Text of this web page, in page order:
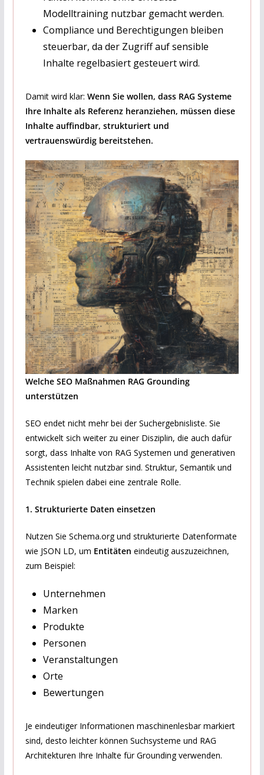
Modelltraining nutzbar gemacht werden.
Compliance und Berechtigungen bleiben
steuerbar, da der Zugriff auf sensible
Inhalte regelbasiert gesteuert wird.
Damit wird klar: Wenn Sie wollen, dass RAG Systeme
Ihre Inhalte als Referenz heranziehen, müssen diese
Inhalte auffindbar, strukturiert und
vertrauenswürdig bereitstehen.
Welche SEO Maßnahmen RAG Grounding
unterstützen
SEO endet nicht mehr bei der Suchergebnisliste. Sie
entwickelt sich weiter zu einer Disziplin, die auch dafür
sorgt, dass Inhalte von RAG Systemen und generativen
Assistenten leicht nutzbar sind. Struktur, Semantik und
Technik spielen dabei eine zentrale Rolle.
1. Strukturierte Daten einsetzen
Nutzen Sie Schema.org und strukturierte Datenformate
wie JSON LD, um Entitäten eindeutig auszuzeichnen,
zum Beispiel:
Unternehmen
Marken
Produkte
Personen
Veranstaltungen
Orte
Bewertungen
Je eindeutiger Informationen maschinenlesbar markiert
sind, desto leichter können Suchsysteme und RAG
Architekturen Ihre Inhalte für Grounding verwenden.